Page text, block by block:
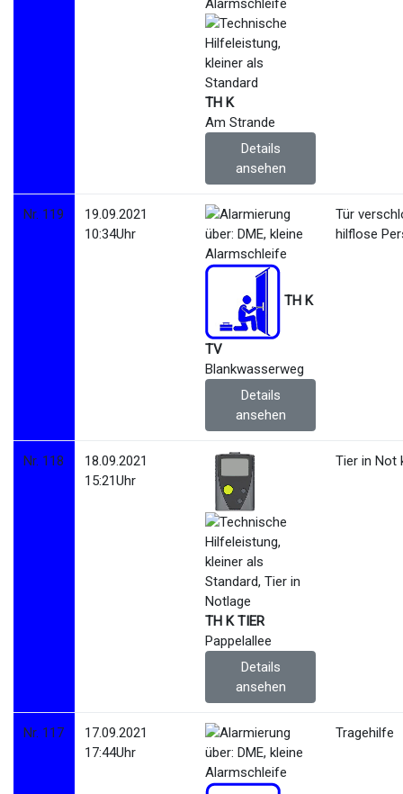
TH K
Am Strande
Details
ansehen
Nr. 119
19.09.2021
10:34Uhr
TH K
TV
Blankwasserweg
Details
ansehen
Tür
hilflose
Nr. 118
18.09.2021
15:21Uhr
TH K TIER
Pappelallee
Details
ansehen
Tier in Not
Nr. 117
17.09.2021
17:44Uhr
Tragehilfe